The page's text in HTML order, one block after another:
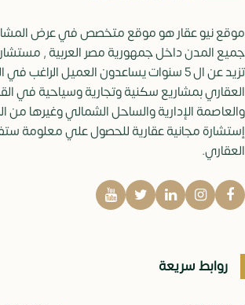
موقع نيو عقار هو موقع متخصص في عرض
جميع المدن داخل جمهورية مصر العربية ,
تزيد عن ال 5 سنوات يساعدون العميل
العقاري بمشاريع سكنية وتجارية وسياحية في
والعاصمة الإدارية والساحل الشمالي وغيرها من
إستشارة مجانية عقارية للحصول علي معلومة
العقاري.
روابط سريعة